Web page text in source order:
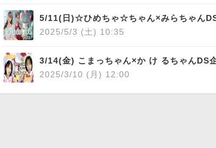
2025/5/3 (土) 10:35
2025/3/10 (月) 12:00